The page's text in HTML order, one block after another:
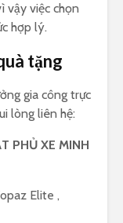
vậy việc chọn
hợp lý.
tặng
gia công trực
lòng liên hệ:
PHỦ XE MINH
Elite ,